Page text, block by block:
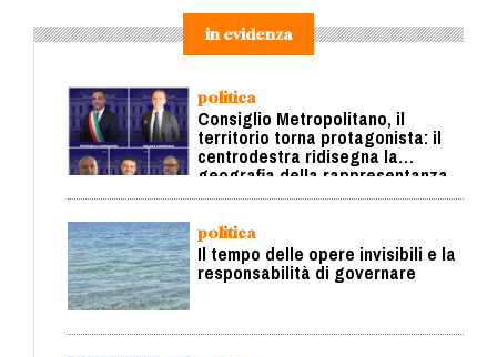
in evidenza
politica
Consiglio Metropolitano, il
territorio torna protagonista: il
centrodestra ridisegna la
geografia della rappresentanza
politica
Il tempo delle opere invisibili e la
responsabilità di governare